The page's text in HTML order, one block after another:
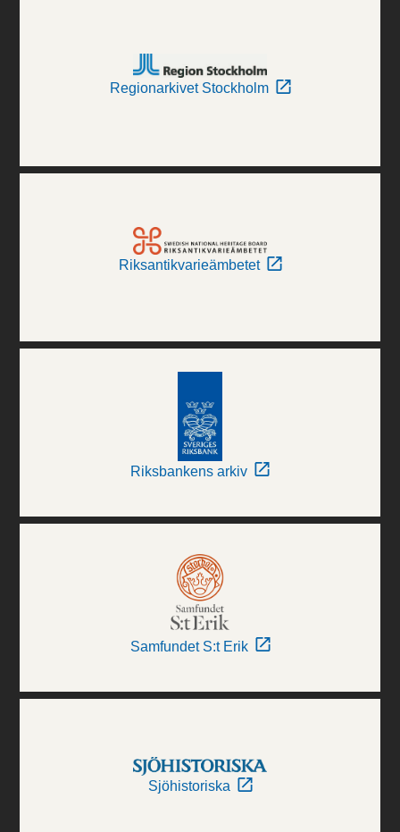
Regionarkivet Stockholm
Riksantikvarieämbetet
Riksbankens arkiv
Samfundet S:t Erik
Sjöhistoriska